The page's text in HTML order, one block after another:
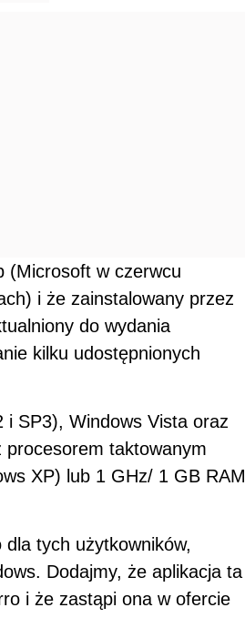
(Microsoft w czerwcu
i że zainstalowany przez
do wydania
kilku udostępnionych
i SP3), Windows Vista oraz
procesorem taktowanym
XP) lub 1 GHz/ 1 GB RAM
tych użytkowników,
Dodajmy, że aplikacja ta
i że zastąpi ona w ofercie